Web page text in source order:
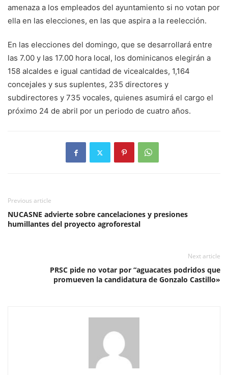
amenaza a los empleados del ayuntamiento si no votan por
ella en las elecciones, en las que aspira a la reelección.
En las elecciones del domingo, que se desarrollará entre
las 7.00 y las 17.00 hora local, los dominicanos elegirán a
158 alcaldes e igual cantidad de vicealcaldes, 1,164
concejales y sus suplentes, 235 directores y
subdirectores y 735 vocales, quienes asumirá el cargo el
próximo 24 de abril por un periodo de cuatro años.
Previous article
NUCASNE advierte sobre cancelaciones y presiones
humillantes del proyecto agroforestal
Next article
PRSC pide no votar por “aguacates podridos que
promueven la candidatura de Gonzalo Castillo»